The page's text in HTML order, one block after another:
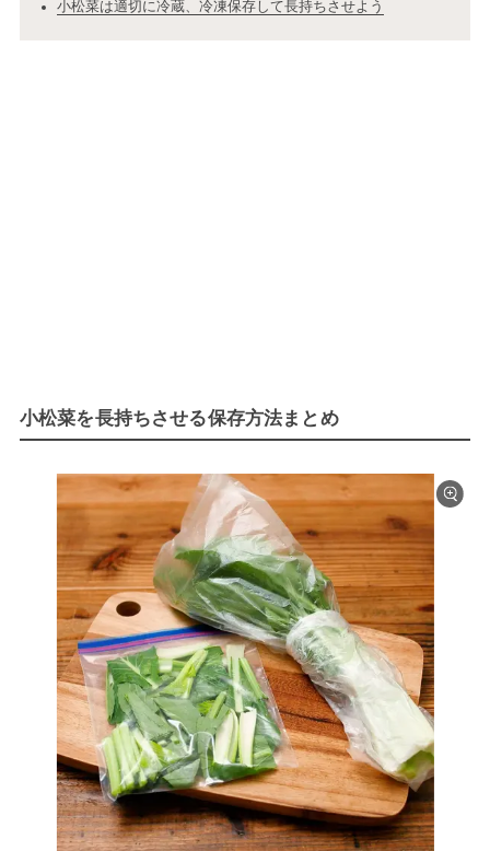
小松菜は適切に冷蔵、冷凍保存して長持ちさせよう
小松菜を長持ちさせる保存方法まとめ